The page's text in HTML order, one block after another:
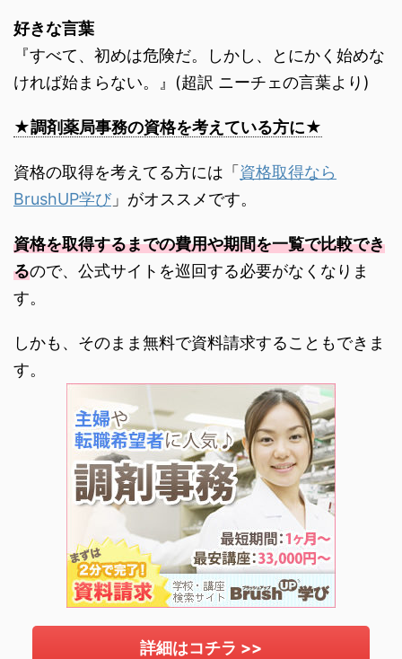
好きな言葉
『すべて、初めは危険だ。しかし、とにかく始めな
ければ始まらない。』(超訳 ニーチェの言葉より)
★調剤薬局事務の資格を考えている方に★
資格の取得を考えてる方には「 資格取得なら
BrushUP学び」がオススメです。
資格を取得するまでの費用や期間を一覧で比較でき
るので、公式サイトを巡回する必要がなくなりま
す。
しかも、そのまま無料で資料請求することもできま
す。
詳細はコチラ >>